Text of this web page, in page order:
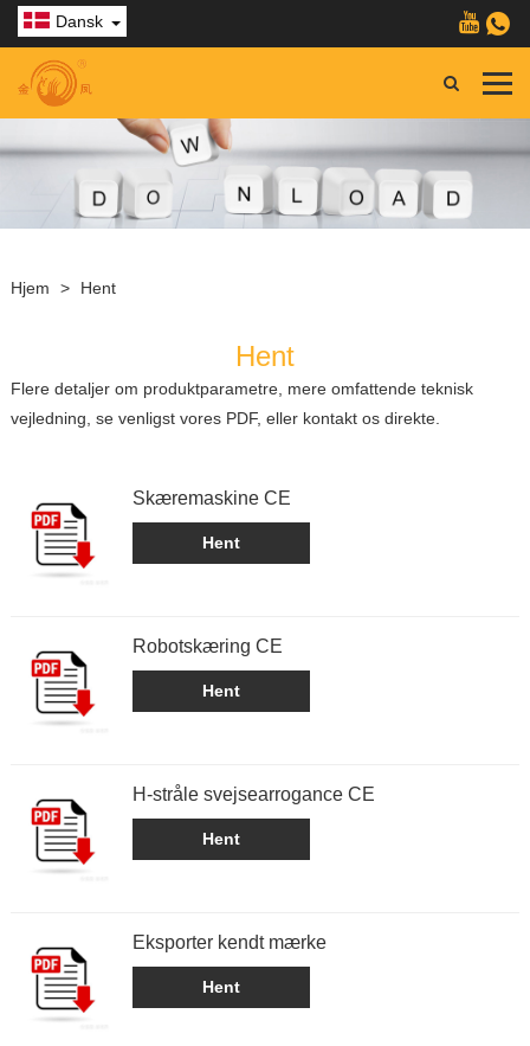
Dansk
Hjem > Hent
Hent
Flere detaljer om produktparametre, mere omfattende teknisk
vejledning, se venligst vores PDF, eller kontakt os direkte.
Skæremaskine CE
Hent
Robotskæring CE
Hent
H-stråle svejsearrogance CE
Hent
Eksporter kendt mærke
Hent